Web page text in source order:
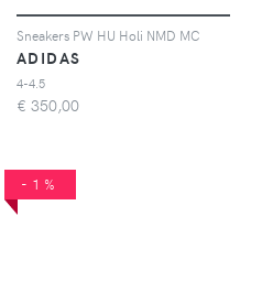
Sneakers PW HU Holi NMD MC
ADIDAS
4-4.5
€ 350,00
-1%